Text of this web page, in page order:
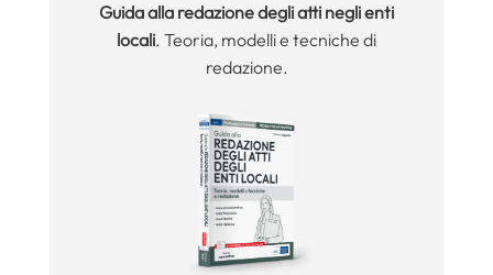
Guida alla redazione degli atti negli enti
locali. Teoria, modelli e tecniche di
redazione.